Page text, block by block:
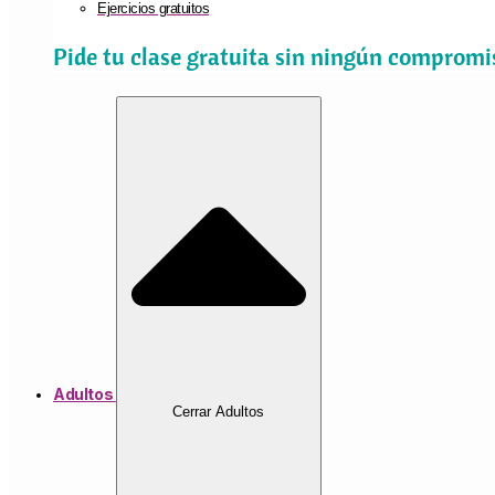
Ejercicios gratuitos
Pide tu clase gratuita sin ningún
Adultos
Cerrar Adultos